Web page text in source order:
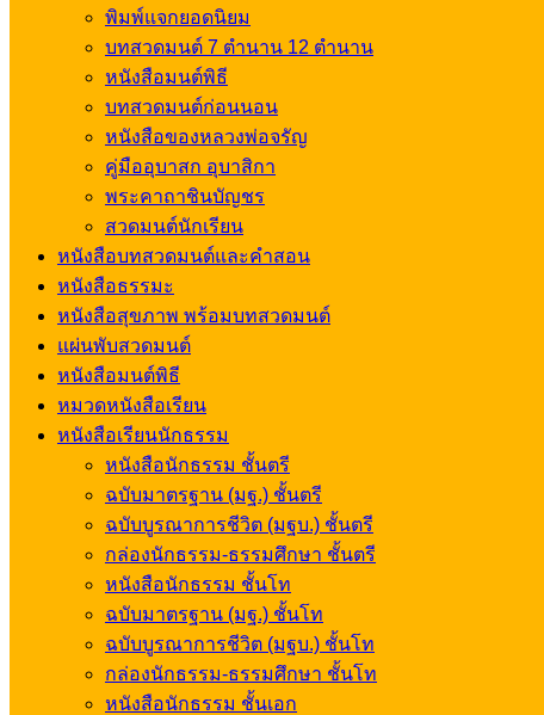
พิมพ์แจกยอดนิยม
บทสวดมนต์ 7 ตำนาน 12 ตำนาน
หนังสือมนต์พิธี
บทสวดมนต์ก่อนนอน
หนังสือของหลวงพ่อจรัญ
คู่มืออุบาสก อุบาสิกา
พระคาถาชินบัญชร
สวดมนต์นักเรียน
หนังสือบทสวดมนต์และคำสอน
หนังสือธรรมะ
หนังสือสุขภาพ พร้อมบทสวดมนต์
แผ่นพับสวดมนต์
หนังสือมนต์พิธี
หมวดหนังสือเรียน
หนังสือเรียนนักธรรม
หนังสือนักธรรม ชั้นตรี
ฉบับมาตรฐาน (มฐ.) ชั้นตรี
ฉบับบูรณาการชีวิต (มฐบ.) ชั้นตรี
กล่องนักธรรม-ธรรมศึกษา ชั้นตรี
หนังสือนักธรรม ชั้นโท
ฉบับมาตรฐาน (มฐ.) ชั้นโท
ฉบับบูรณาการชีวิต (มฐบ.) ชั้นโท
กล่องนักธรรม-ธรรมศึกษา ชั้นโท
หนังสือนักธรรม ชั้นเอก